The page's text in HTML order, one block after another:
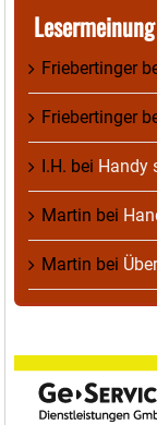
Lesermeinung
Friebertinger
Friebertinger
I.H. bei Handy
Martin bei
Martin bei